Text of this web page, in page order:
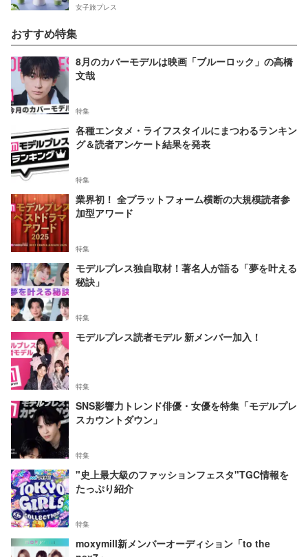
女子旅プレス
おすすめ特集
8月のカバーモデルは映画「ブルーロック」の高橋
文哉
特集
各種エンタメ・ライフスタイルにまつわるランキン
グ＆読者アンケート結果を発表
特集
業界初！ 全プラットフォーム横断の大規模読者参
加型アワード
特集
モデルプレス独自取材！著名人が語る「夢を叶える
秘訣」
特集
モデルプレス読者モデル 新メンバー加入！
特集
SNS影響力トレンド俳優・女優を特集「モデルプレ
スカウントダウン」
特集
"史上最大級のファッションフェスタ"TGC情報を
たっぷり紹介
特集
moxymill新メンバーオーディション「to the